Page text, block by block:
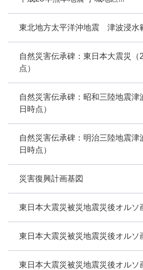
東北地方太平洋沖地震 津波浸水
自然災害伝承碑：東日本大震災（
点）
自然災害伝承碑：昭和三陸地震津
日時点）
自然災害伝承碑：明治三陸地震津
日時点）
災害復興計画基図
東日本大震災被災地震災後オルソ
東日本大震災被災地震災後オルソ
東日本大震災被災地震災後オルソ